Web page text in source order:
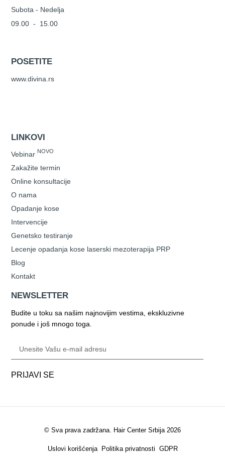
Subota - Nedelja
09.00 - 15.00
POSETITE
www.divina.rs
LINKOVI
Vebinar NOVO
Zakažite termin
Online konsultacije
O nama
Opadanje kose
Intervencije
Genetsko testiranje
Lecenje opadanja kose laserski mezoterapija PRP
Blog
Kontakt
NEWSLETTER
Budite u toku sa našim najnovijim vestima, ekskluzivne
ponude i još mnogo toga.
PRIJAVI SE
© Sva prava zadržana. Hair Center Srbija 2026
Uslovi korišćenja Politika privatnosti GDPR